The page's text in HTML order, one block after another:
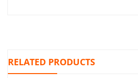
RELATED PRODUCTS